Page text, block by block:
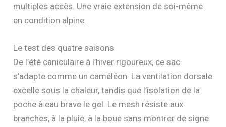
multiples accès. Une vraie extension de soi-même
en condition alpine.
Le test des quatre saisons
De l’été caniculaire à l’hiver rigoureux, ce sac
s’adapte comme un caméléon. La ventilation dorsale
excelle sous la chaleur, tandis que l’isolation de la
poche à eau brave le gel. Le mesh résiste aux
branches, à la pluie, à la boue sans montrer de signe